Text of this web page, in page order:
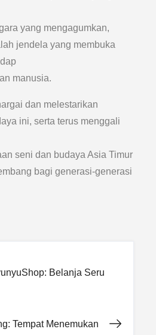
yang mengagumkan,
jendela yang membuka
manusia.
dan melestarikan
ini, serta terus menggali
seni dan budaya Asia Timur
bagi generasi-generasi
Belanja Seru
Tempat Menemukan